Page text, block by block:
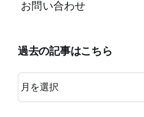
お問い合わせ
過去の記事はこちら
過
去